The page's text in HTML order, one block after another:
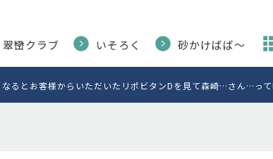
翠巒クラブ いそろく 砂かけばば〜
るとお客様からいただいたリポビタンDを見て森崎…さん…っ